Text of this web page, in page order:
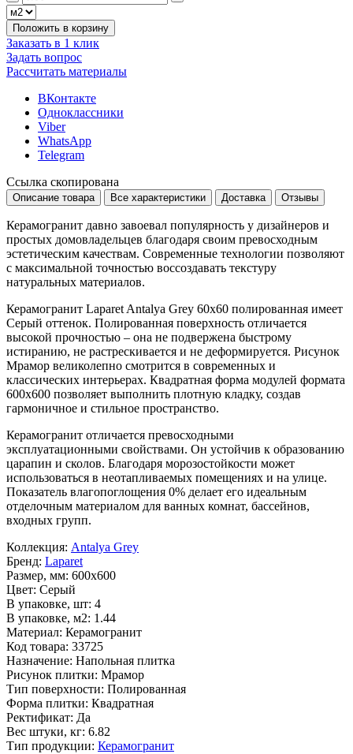
Положить в корзину
Заказать в 1 клик
Задать вопрос
Рассчитать материалы
ВКонтакте
Одноклассники
Viber
WhatsApp
Telegram
Ссылка скопирована
Описание товара Все характеристики Доставка Отзывы
Керамогранит давно завоевал популярность у дизайнеров и
простых домовладельцев благодаря своим превосходным
эстетическим качествам. Современные технологии позволяют
с максимальной точностью воссоздавать текстуру
натуральных материалов.
Керамогранит Laparet Antalya Grey 60х60 полированная имеет
Серый оттенок. Полированная поверхность отличается
высокой прочностью – она не подвержена быстрому
истиранию, не растрескивается и не деформируется. Рисунок
Мрамор великолепно смотрится в современных и
классических интерьерах. Квадратная форма модулей формата
600x600 позволяет выполнить плотную кладку, создав
гармоничное и стильное пространство.
Керамогранит отличается превосходными
эксплуатационными свойствами. Он устойчив к образованию
царапин и сколов. Благодаря морозостойкости может
использоваться в неотапливаемых помещениях и на улице.
Показатель влагопоглощения 0% делает его идеальным
отделочным материалом для ванных комнат, бассейнов,
входных групп.
Коллекция: Antalya Grey
Бренд: Laparet
Размер, мм: 600x600
Цвет: Серый
В упаковке, шт: 4
В упаковке, м2: 1.44
Материал: Керамогранит
Код товара: 33725
Назначение: Напольная плитка
Рисунок плитки: Мрамор
Тип поверхности: Полированная
Форма плитки: Квадратная
Ректификат: Да
Вес штуки, кг: 6.82
Тип продукции: Керамогранит